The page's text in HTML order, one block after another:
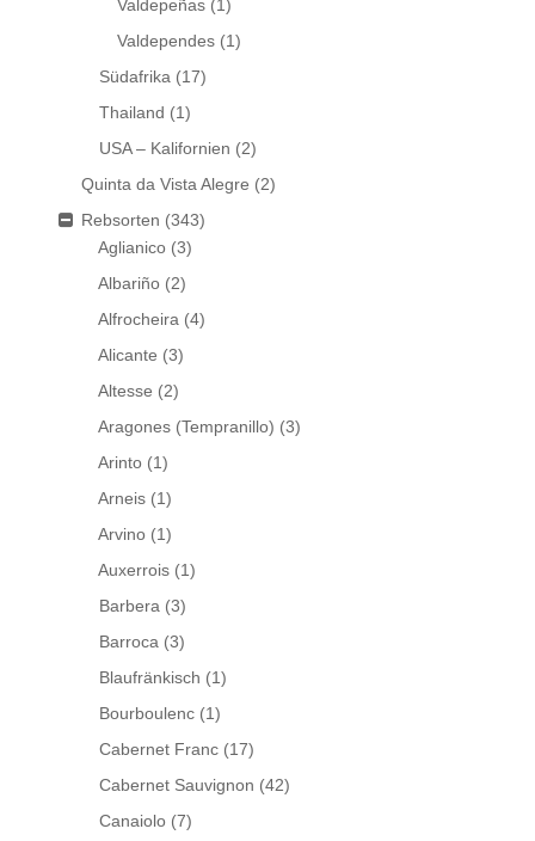
Valdepeñas (1)
Valdependes (1)
Südafrika (17)
Thailand (1)
USA – Kalifornien (2)
Quinta da Vista Alegre (2)
Rebsorten (343)
Aglianico (3)
Albariño (2)
Alfrocheira (4)
Alicante (3)
Altesse (2)
Aragones (Tempranillo) (3)
Arinto (1)
Arneis (1)
Arvino (1)
Auxerrois (1)
Barbera (3)
Barroca (3)
Blaufränkisch (1)
Bourboulenc (1)
Cabernet Franc (17)
Cabernet Sauvignon (42)
Canaiolo (7)